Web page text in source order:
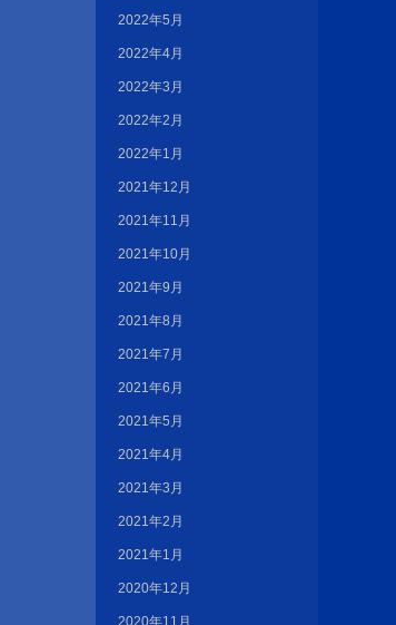
2022年5月
2022年4月
2022年3月
2022年2月
2022年1月
2021年12月
2021年11月
2021年10月
2021年9月
2021年8月
2021年7月
2021年6月
2021年5月
2021年4月
2021年3月
2021年2月
2021年1月
2020年12月
2020年11月